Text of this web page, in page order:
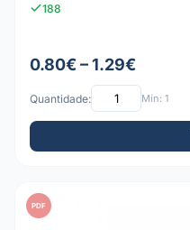
188
0.80€ – 1.29€
Quantidade: Mín: 1
PDF